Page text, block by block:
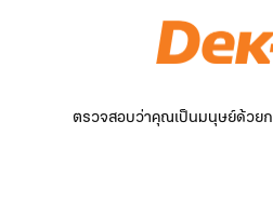
ตรวจสอบว่าคุณเป็นมนุษย์ด้วยก